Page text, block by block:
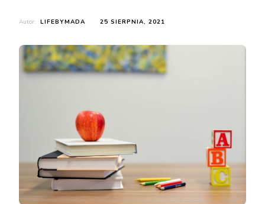
Autor: LIFEBYMADA 25 SIERPNIA, 2021